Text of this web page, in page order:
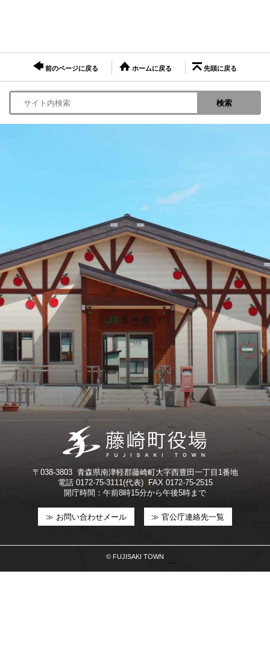
前のページに戻る ホームに戻る 先頭に戻る
〒038-3803 青森県南津軽郡藤崎町大字西豊田一丁目1番地
電話 0172-75-3111(代表) FAX 0172-75-2515
開庁時間：午前8時15分から午後5時まで
≫ お問い合わせメール ≫ 官公庁連絡先一覧
© FUJISAKI TOWN